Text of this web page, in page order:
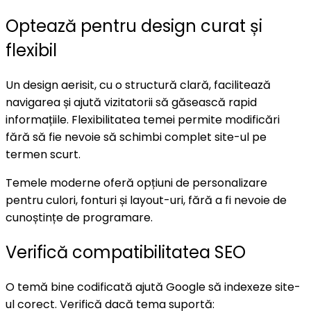
Optează pentru design curat și
flexibil
Un design aerisit, cu o structură clară, facilitează
navigarea și ajută vizitatorii să găsească rapid
informațiile. Flexibilitatea temei permite modificări
fără să fie nevoie să schimbi complet site-ul pe
termen scurt.
Temele moderne oferă opțiuni de personalizare
pentru culori, fonturi și layout-uri, fără a fi nevoie de
cunoștințe de programare.
Verifică compatibilitatea SEO
O temă bine codificată ajută Google să indexeze site-
ul corect. Verifică dacă tema suportă: